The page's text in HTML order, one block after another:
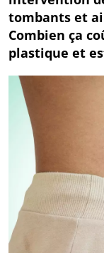
tombants et
Combien ça
plastique et